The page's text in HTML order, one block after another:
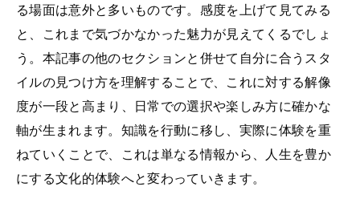
る場面は意外と多いものです。感度を上げて見てみる
と、これまで気づかなかった魅力が見えてくるでしょ
う。本記事の他のセクションと併せて自分に合うスタ
イルの見つけ方を理解することで、これに対する解像
度が一段と高まり、日常での選択や楽しみ方に確かな
軸が生まれます。知識を行動に移し、実際に体験を重
ねていくことで、これは単なる情報から、人生を豊か
にする文化的体験へと変わっていきます。